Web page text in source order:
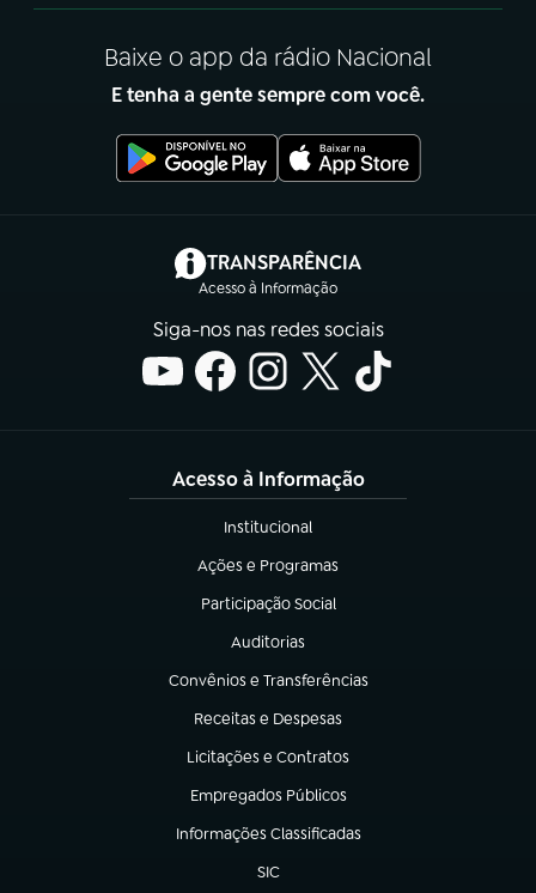
Baixe o app da rádio Nacional
E tenha a gente sempre com você.
TRANSPARÊNCIA
Acesso à Informação
(abre em nova aba)
Siga-nos nas redes sociais
Acesso à Informação
Institucional
(abre em nova aba)
Ações e Programas
(abre em nova aba)
Participação Social
(abre em nova aba)
Auditorias
(abre em nova aba)
Convênios e Transferências
(abre em nova aba)
Receitas e Despesas
(abre em nova aba)
Licitações e Contratos
(abre em nova aba)
Empregados Públicos
(abre em nova aba)
Informações Classificadas
(abre em nova aba)
SIC
(abre em nova aba)